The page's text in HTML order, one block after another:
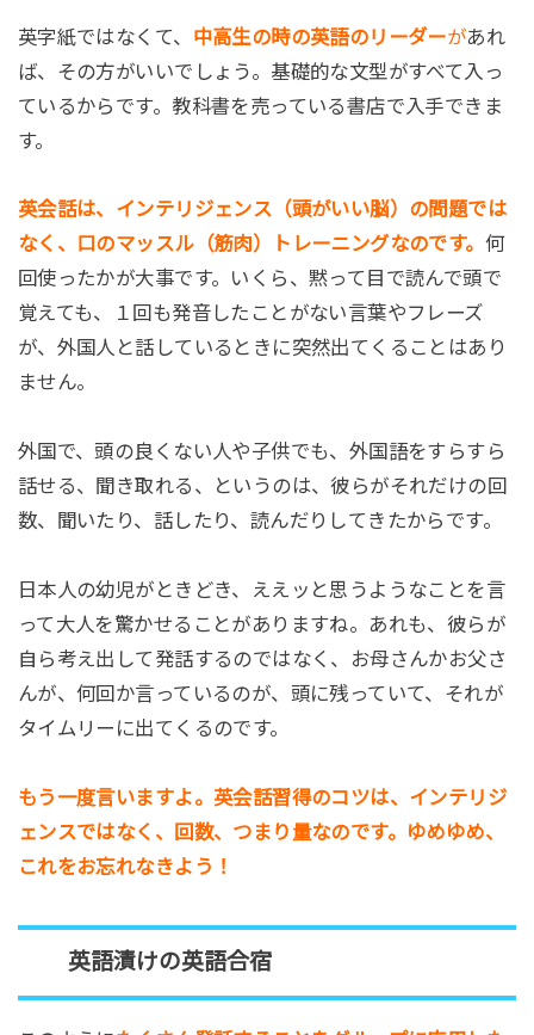
英字紙ではなくて、 中高生の時の英語のリーダーがあれ
ば、その方がいいでしょう。基礎的な文型がすべて入っ
ているからです。教科書を売っている書店で入手できま
す。
英会話は、インテリジェンス（頭がいい脳）の問題では
なく、口のマッスル（筋肉）トレーニングなのです。 何
回使ったかが大事です。いくら、黙って目で読んで頭で
覚えても、１回も発音したことがない言葉やフレーズ
が、外国人と話しているときに突然出てくることはあり
ません。
外国で、頭の良くない人や子供でも、外国語をすらすら
話せる、聞き取れる、というのは、彼らがそれだけの回
数、聞いたり、話したり、読んだりしてきたからです。
日本人の幼児がときどき、ええッと思うようなことを言
って大人を驚かせることがありますね。あれも、彼らが
自ら考え出して発話するのではなく、お母さんかお父さ
んが、何回か言っているのが、頭に残っていて、それが
タイムリーに出てくるのです。
もう一度言いますよ。英会話習得のコツは、インテリジ
ェンスではなく、回数、つまり量なのです。ゆめゆめ、
これをお忘れなきよう！
英語漬けの英語合宿